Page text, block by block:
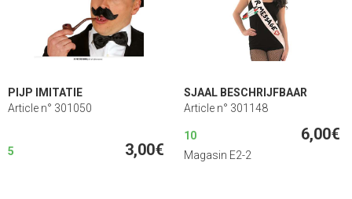
PIJP IMITATIE
Article n° 301050
5 3,00€
SJAAL BESCHRIJFBAAR
Article n° 301148
10 6,00€
Magasin E2-2